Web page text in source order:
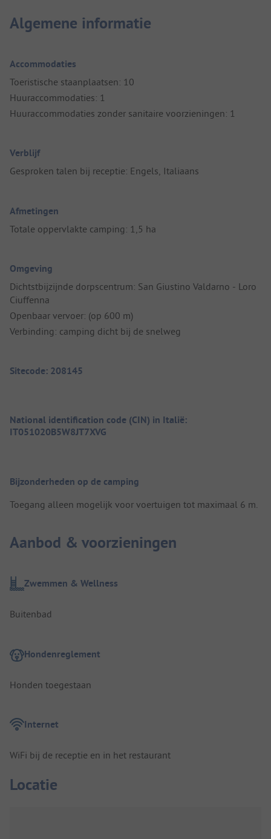
Algemene informatie
Accommodaties
Toeristische staanplaatsen: 10
Huuraccommodaties: 1
Huuraccommodaties zonder sanitaire voorzieningen: 1
Verblijf
Gesproken talen bij receptie: Engels, Italiaans
Afmetingen
Totale oppervlakte camping: 1,5 ha
Omgeving
Dichtstbijzijnde dorpscentrum: San Giustino Valdarno - Loro
Ciuffenna
Openbaar vervoer: (op 600 m)
Verbinding: camping dicht bij de snelweg
Sitecode: 208145
National identification code (CIN) in Italië:
IT051020B5W8JT7XVG
Bijzonderheden op de camping
Toegang alleen mogelijk voor voertuigen tot maximaal 6 m.
Aanbod & voorzieningen
Zwemmen & Wellness
Buitenbad
Hondenreglement
Honden toegestaan
Internet
WiFi bij de receptie en in het restaurant
Locatie